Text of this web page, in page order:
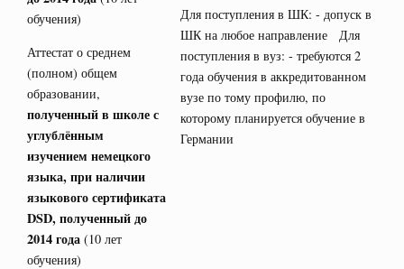
обучения)
Для поступления в ШК: - допуск в
ШК на любое направление Для
поступления в вуз: - требуются 2
года обучения в аккредитованном
вузе по тому профилю, по
которому планируется обучение в
Германии
Аттестат о среднем
(полном) общем
образовании,
полученный в школе с
углублённым
изучением немецкого
языка, при наличии
языкового сертификата
DSD, полученный до
2014 года(10 лет
обучения)